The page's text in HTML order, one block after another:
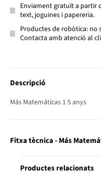
Enviament gratuït a partir
text, joguines i papereria.
Productes de robòtica: no
Contacta amb atenció al
Descripció
Más Matemáticas 1 5 anys
Fitxa tècnica - Más
Productes relacionats